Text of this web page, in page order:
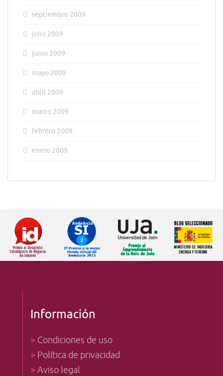
septiembre 2009
julio 2009
junio 2009
mayo 2009
abril 2009
marzo 2009
febrero 2009
enero 2009
Información
> Condiciones de uso
> Política de privacidad
>Aviso legal